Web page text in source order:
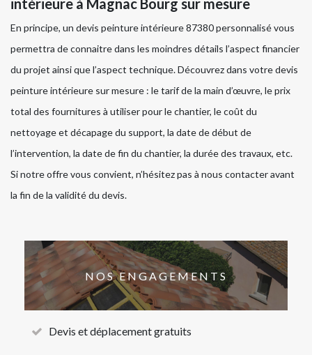
intérieure à Magnac Bourg sur mesure
En principe, un devis peinture intérieure 87380 personnalisé vous
permettra de connaitre dans les moindres détails l’aspect financier
du projet ainsi que l’aspect technique. Découvrez dans votre devis
peinture intérieure sur mesure : le tarif de la main d’œuvre, le prix
total des fournitures à utiliser pour le chantier, le coût du
nettoyage et décapage du support, la date de début de
l’intervention, la date de fin du chantier, la durée des travaux, etc.
Si notre offre vous convient, n’hésitez pas à nous contacter avant
la fin de la validité du devis.
NOS ENGAGEMENTS
Devis et déplacement gratuits